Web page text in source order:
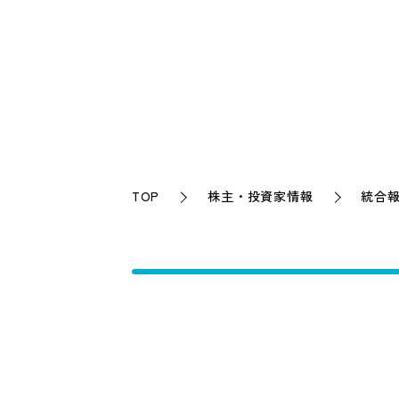
TOP 株主・投資家情報 統合